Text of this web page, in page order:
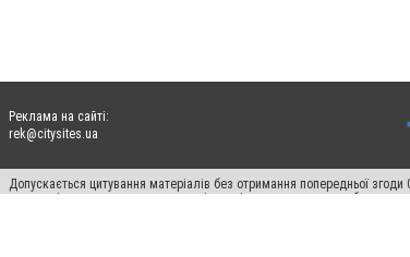
Реклама на сайті:
rek@citysites.ua
Допускається цитування матеріалів без отримання попередньої
систем гіперпосилання на цитовані статті не нижче другого абзацу